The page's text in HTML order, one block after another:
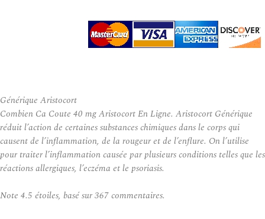
Générique Aristocort
Combien Ca Coute 40 mg Aristocort En Ligne. Aristocort Générique
réduit l’action de certaines substances chimiques dans le corps qui
causent de l’inflammation, de la rougeur et de l’enflure. On l’utilise
pour traiter l’inflammation causée par plusieurs conditions telles que les
réactions allergiques, l’eczéma et le psoriasis.
Note 4.5 étoiles, basé sur367commentaires.